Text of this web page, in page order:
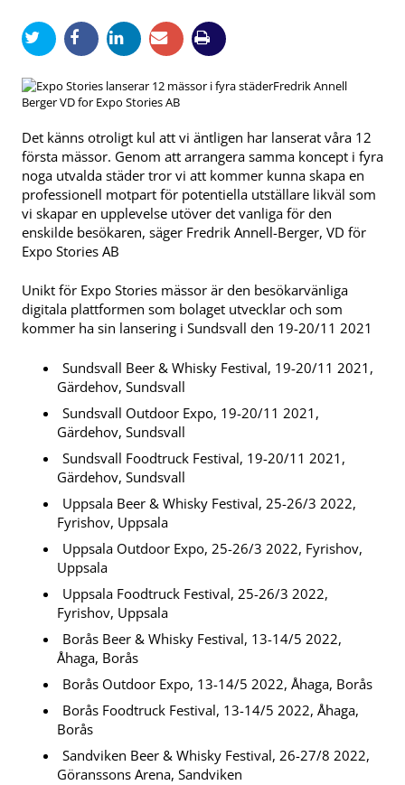
Fredrik Annell
Berger VD for Expo Stories AB
Det känns otroligt kul att vi äntligen har lanserat våra 12
första mässor. Genom att arrangera samma koncept i fyra
noga utvalda städer tror vi att kommer kunna skapa en
professionell motpart för potentiella utställare likväl som
vi skapar en upplevelse utöver det vanliga för den
enskilde besökaren, säger Fredrik Annell-Berger, VD för
Expo Stories AB
Unikt för Expo Stories mässor är den besökarvänliga
digitala plattformen som bolaget utvecklar och som
kommer ha sin lansering i Sundsvall den 19-20/11 2021
Sundsvall Beer & Whisky Festival, 19-20/11 2021,
Gärdehov, Sundsvall
Sundsvall Outdoor Expo, 19-20/11 2021,
Gärdehov, Sundsvall
Sundsvall Foodtruck Festival, 19-20/11 2021,
Gärdehov, Sundsvall
Uppsala Beer & Whisky Festival, 25-26/3 2022,
Fyrishov, Uppsala
Uppsala Outdoor Expo, 25-26/3 2022, Fyrishov,
Uppsala
Uppsala Foodtruck Festival, 25-26/3 2022,
Fyrishov, Uppsala
Borås Beer & Whisky Festival, 13-14/5 2022,
Åhaga, Borås
Borås Outdoor Expo, 13-14/5 2022, Åhaga, Borås
Borås Foodtruck Festival, 13-14/5 2022, Åhaga,
Borås
Sandviken Beer & Whisky Festival, 26-27/8 2022,
Göranssons Arena, Sandviken